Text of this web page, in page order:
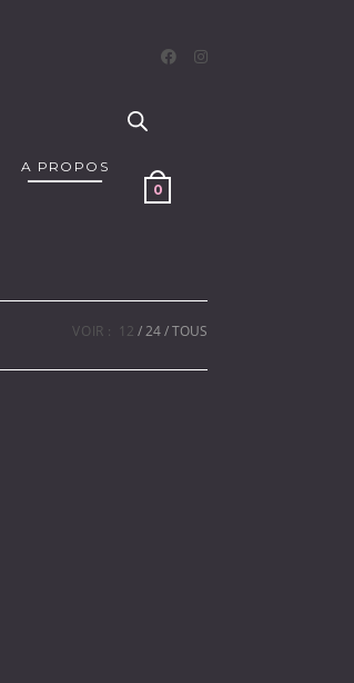
A PROPOS
0
VOIR : 12 24 TOUS